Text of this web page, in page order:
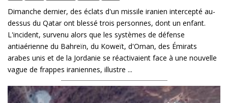
Dimanche dernier, des éclats d'un missile iranien intercepté au-
dessus du Qatar ont blessé trois personnes, dont un enfant.
L'incident, survenu alors que les systèmes de défense
antiaérienne du Bahreïn, du Koweït, d'Oman, des Émirats
arabes unis et de la Jordanie se réactivaient face à une nouvelle
vague de frappes iraniennes, illustre ...